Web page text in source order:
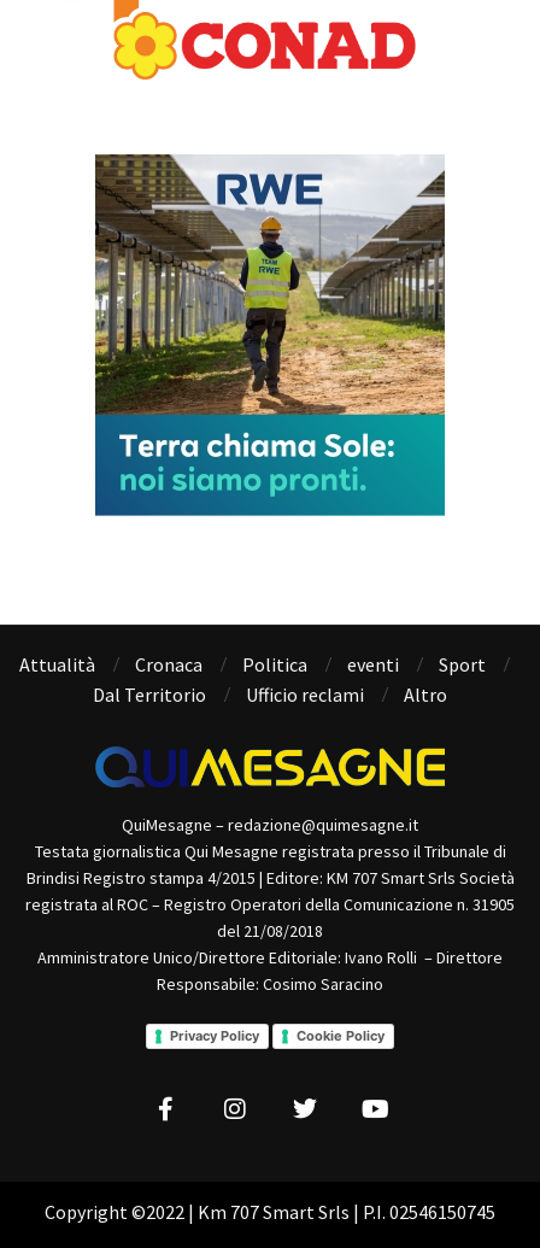
Attualità Cronaca Politica eventi
Sport
Dal Territorio
Ufficio reclami Altro
QuiMesagne – redazione@quimesagne.it
Testata giornalistica Qui Mesagne registrata presso il Tribunale di
Brindisi Registro stampa 4/2015 | Editore: KM 707 Smart Srls Società
registrata al ROC – Registro Operatori della Comunicazione n. 31905
del 21/08/2018
Amministratore Unico/Direttore Editoriale: Ivano Rolli – Direttore
Responsabile: Cosimo Saracino
Privacy Policy Cookie Policy
Copyright ©2022 | Km 707 Smart Srls | P.I. 02546150745